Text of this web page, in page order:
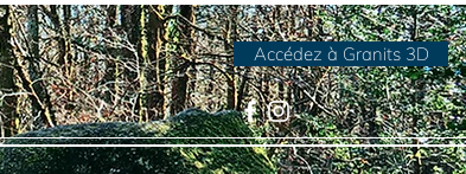
Accédez à Granits 3D